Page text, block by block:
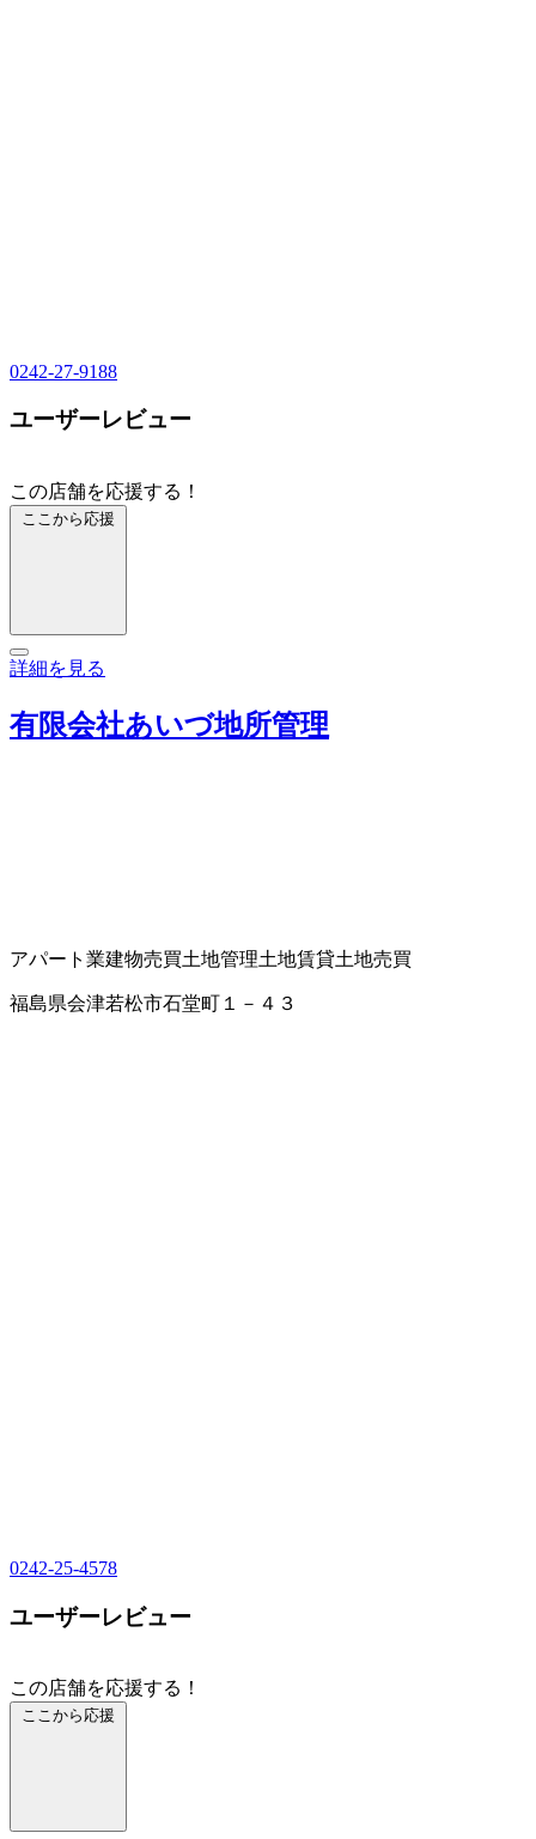
0242-27-9188
ユーザーレビュー
この店舗を応援する！
ここから応援
詳細を見る
有限会社あいづ地所管理
アパート業建物売買土地管理土地賃貸土地売買
福島県会津若松市石堂町１－４３
0242-25-4578
ユーザーレビュー
この店舗を応援する！
ここから応援